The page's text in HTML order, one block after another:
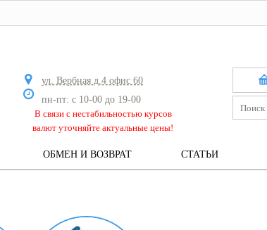
ул. Вербная д.4 офис 60
пн-пт: с 10-00 до 19-00
В связи с нестабильностью курсов
валют уточняйте актуальные цены!
ОБМЕН И ВОЗВРАТ СТАТЬИ